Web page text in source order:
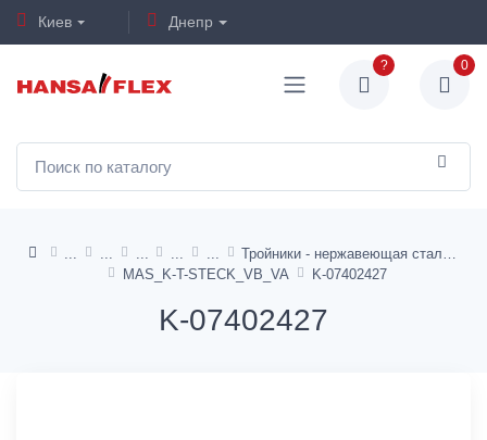
Киев Днепр
? 0
MAS_K-T-STECK_VB_VA
K-07402427
K-07402427